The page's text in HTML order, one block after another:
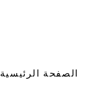
الصفحة الرئيسية